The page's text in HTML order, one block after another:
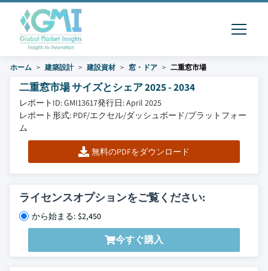
ホーム 建築設計 建設資材 窓・ドア 二重窓市場
二重窓市場 サイズとシェア 2025 - 2034
レポートID: GMI13617発行日: April 2025
レポート形式: PDF/エクセル/ダッシュボード/プラットフォー
ム
無料のPDFをダウンロード
ライセンスオプションをご覧ください:
から始まる: $2,450
今すぐ購入